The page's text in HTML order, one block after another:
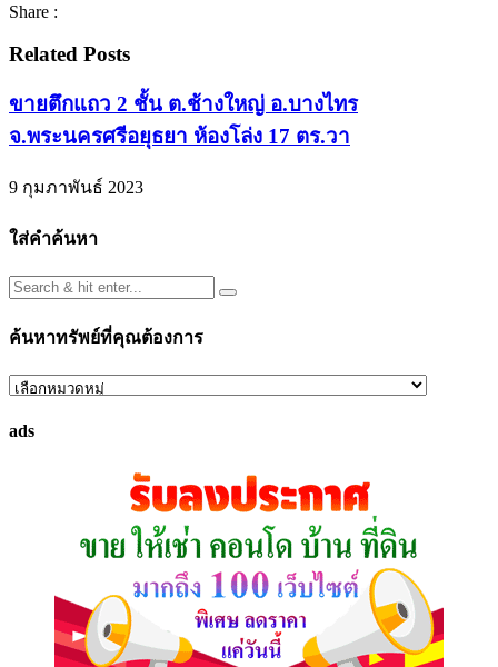
Share :
Related Posts
ขายตึกแถว 2 ชั้น ต.ช้างใหญ่ อ.บางไทร
จ.พระนครศรีอยุธยา ห้องโล่ง 17 ตร.วา
9 กุมภาพันธ์ 2023
ใส่คำค้นหา
ค้นหาทรัพย์ที่คุณต้องการ
ค้นหา
ที่
ads